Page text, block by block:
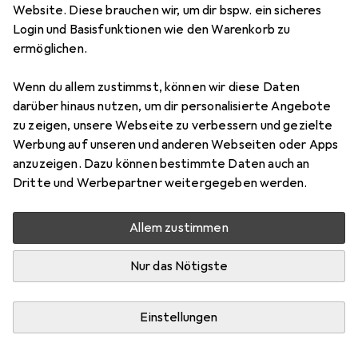
Website. Diese brauchen wir, um dir bspw. ein sicheres
Login und Basisfunktionen wie den Warenkorb zu
ermöglichen.
Wenn du allem zustimmst, können wir diese Daten
darüber hinaus nutzen, um dir personalisierte Angebote
zu zeigen, unsere Webseite zu verbessern und gezielte
Werbung auf unseren und anderen Webseiten oder Apps
anzuzeigen. Dazu können bestimmte Daten auch an
Dritte und Werbepartner weitergegeben werden.
Allem zustimmen
Nur das Nötigste
Einstellungen
RS PROSchleifbürste Topf
EUR
23,36
Bewertungen
Zwischen Fr, 14.8. und Di, 18.8. geliefert
Mehr als 10 Stück an Lager beim Lieferanten
Lieferort angeben für genaue Lieferzeit
In den Warenkorb